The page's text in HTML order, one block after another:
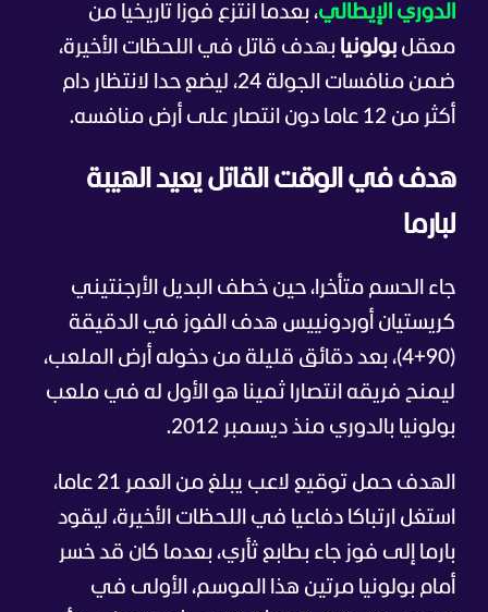
الدوري الإيطالي، بعدما انتزع فوزا تاريخيا من
معقل بولونيا بهدف قاتل في اللحظات الأخيرة،
ضمن منافسات الجولة 24، ليضع حدا لانتظار دام
أكثر من 12 عاما دون انتصار على أرض منافسه.
هدف في الوقت القاتل يعيد الهيبة
لبارما
جاء الحسم متأخرا، حين خطف البديل الأرجنتيني
كريستيان أوردونييس هدف الفوز في الدقيقة
(90+4)، بعد دقائق قليلة من دخوله أرض الملعب،
ليمنح فريقه انتصارا ثمينا هو الأول له في ملعب
بولونيا بالدوري منذ ديسمبر 2012.
الهدف حمل توقيع لاعب يبلغ من العمر 21 عاما،
استغل ارتباكا دفاعيا في اللحظات الأخيرة، ليقود
بارما إلى فوز جاء بطابع ثأري، بعدما كان قد خسر
أمام بولونيا مرتين هذا الموسم، الأولى في